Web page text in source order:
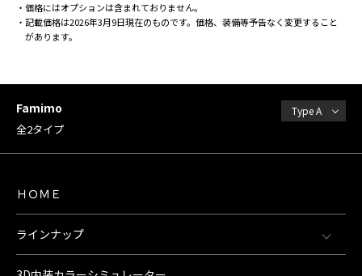
価格にはオプションは含まれておりません。
記載価格は2026年3月9日現在のものです。価格、装備等予告なく変更すること
があります。
Famimo
全2タイプ
Type A
ＨＯＭＥ
ラインナップ